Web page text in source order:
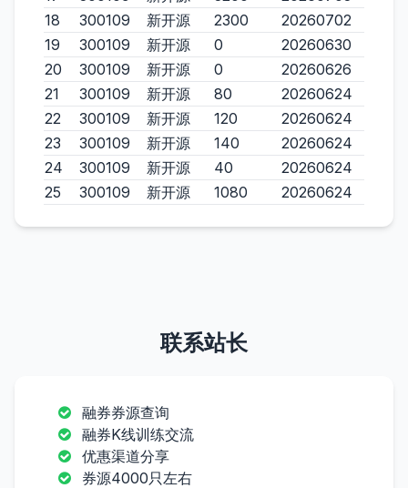
18
300109 新开源 2300
20260702
19
300109 新开源 0
20260630
20
300109 新开源 0
20260626
21
300109 新开源 80
20260624
22
300109 新开源 120
20260624
23
300109 新开源 140
20260624
24
300109 新开源 40
20260624
25
300109 新开源 1080 20260624
联系站长
融券券源查询
融券K线训练交流
优惠渠道分享
券源4000只左右